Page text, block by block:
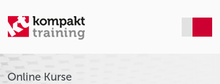
Online Kurse